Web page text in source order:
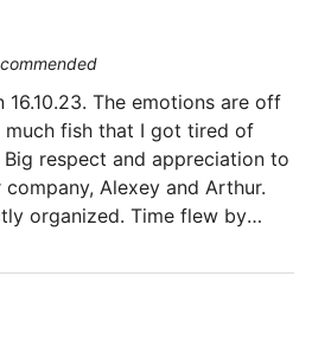
The emotions are off
fish that I got tired of
respect and appreciation to
Alexey and Arthur.
organized. Time flew by